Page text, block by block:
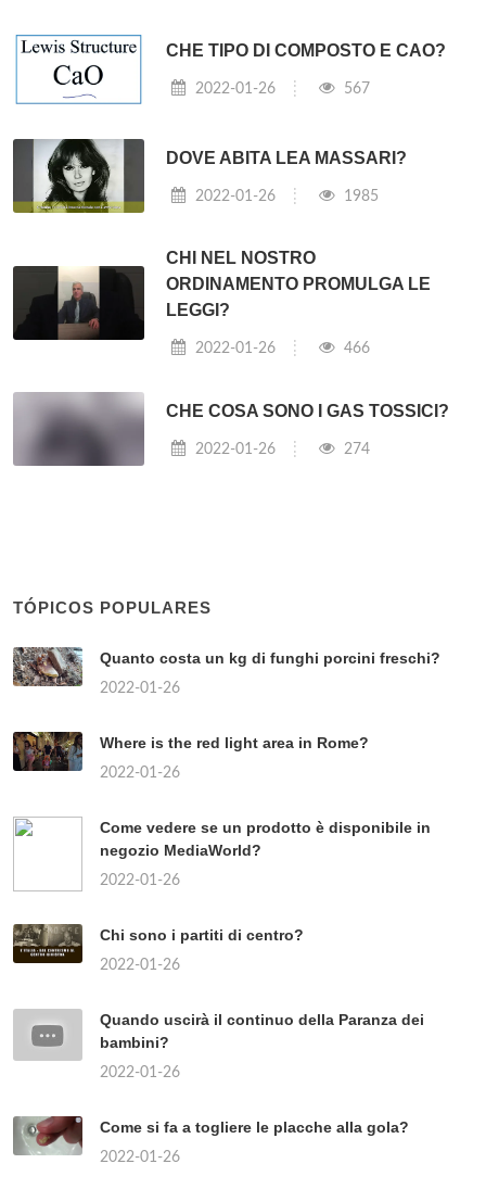
CHE TIPO DI COMPOSTO E CAO?
2022-01-26 567
DOVE ABITA LEA MASSARI?
2022-01-26 1985
CHI NEL NOSTRO
ORDINAMENTO PROMULGA LE
LEGGI?
2022-01-26 466
CHE COSA SONO I GAS TOSSICI?
2022-01-26 274
TÓPICOS POPULARES
Quanto costa un kg di funghi porcini freschi?
2022-01-26
Where is the red light area in Rome?
2022-01-26
Come vedere se un prodotto è disponibile in
negozio MediaWorld?
2022-01-26
Chi sono i partiti di centro?
2022-01-26
Quando uscirà il continuo della Paranza dei
bambini?
2022-01-26
Come si fa a togliere le placche alla gola?
2022-01-26